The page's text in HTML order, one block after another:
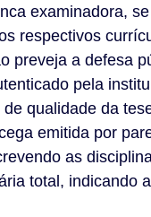
examinadora,
respectivos
preveja a defesa
pela
qualidade da
emitida por
as
total, indicando